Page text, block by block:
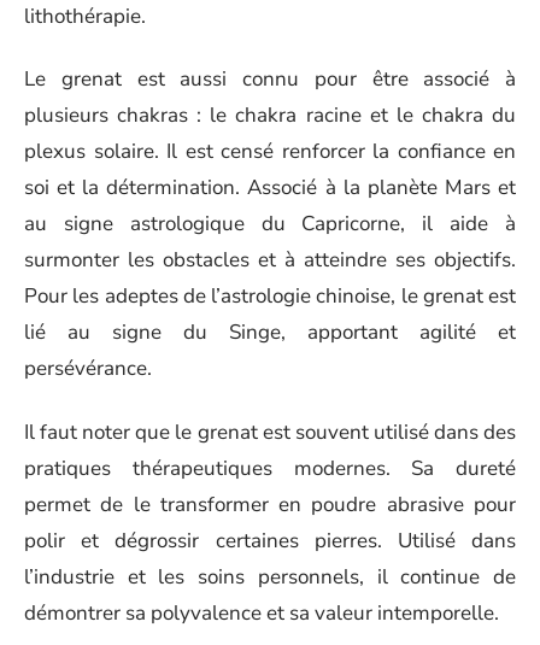
lithothérapie.
Le grenat est aussi connu pour être associé à
plusieurs chakras : le chakra racine et le chakra du
plexus solaire. Il est censé renforcer la confiance en
soi et la détermination. Associé à la planète Mars et
au signe astrologique du Capricorne, il aide à
surmonter les obstacles et à atteindre ses objectifs.
Pour les adeptes de l’astrologie chinoise, le grenat est
lié au signe du Singe, apportant agilité et
persévérance.
Il faut noter que le grenat est souvent utilisé dans des
pratiques thérapeutiques modernes. Sa dureté
permet de le transformer en poudre abrasive pour
polir et dégrossir certaines pierres. Utilisé dans
l’industrie et les soins personnels, il continue de
démontrer sa polyvalence et sa valeur intemporelle.